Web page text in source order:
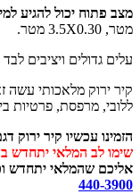
מצב פתוח יכול להגיע
מטר, 3.5X0.30 מטר.
עלים גדולים ויציבים
קיר ירוק מלאכותי עשה
ללובי, מרפסת, פרטיות
הזמינו עכשיו קיר ירוק
שימו לב המלאי יתחדש
אליכם שהמלאי יתחדש
440-3900